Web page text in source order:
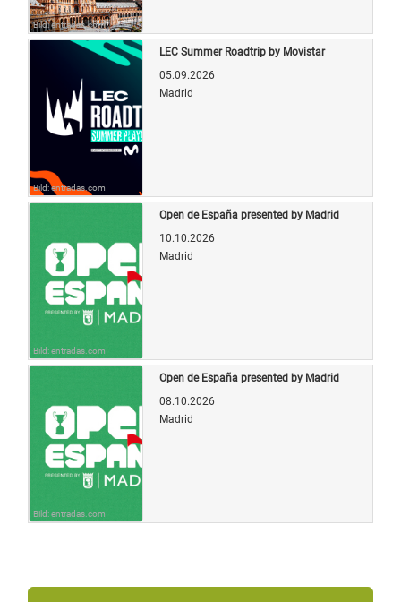
Bild: entradas.com
Bild: entradas.com
LEC Summer Roadtrip by Movistar
05.09.2026
Madrid
Bild: entradas.com
Open de España presented by Madrid
10.10.2026
Madrid
Bild: entradas.com
Open de España presented by Madrid
08.10.2026
Madrid